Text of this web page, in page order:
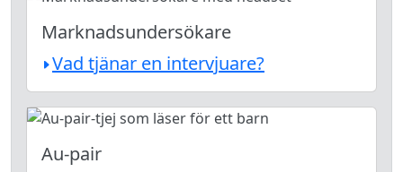
Marknadsundersökare
Vad tjänar en intervjuare?
Au-pair